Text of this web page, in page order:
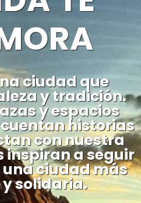
ciudad que
y tradición.
y espacios
historias
con nuestra
inspiran a seguir
ciudad más
solidaria.